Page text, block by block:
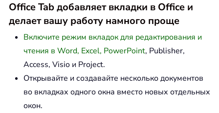
Office Tab добавляет вкладки в Office и
делает вашу работу намного проще
Включите режим вкладок для редактирования и
чтения в Word, Excel, PowerPoint, Publisher,
Access, Visio и Project.
Открывайте и создавайте несколько документов
во вкладках одного окна вместо новых отдельных
окон.